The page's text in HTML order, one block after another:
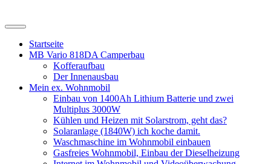
Suchfeld
ein-/ausblenden
Startseite
MB Vario 818DA Camperbau
Kofferaufbau
Der Innenausbau
Mein ex. Wohnmobil
Einbau von 1400Ah Lithium Batterie und zwei
Multiplus 3000W
Kühlen und Heizen mit Solarstrom, geht das?
Solaranlage (1840W) ich koche damit.
Waschmaschine im Wohnmobil einbauen
Gasfreies Wohnmobil, Einbau der Dieselheizung